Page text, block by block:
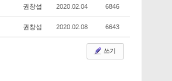
권창섭 2020.02.04 6846
권창섭 2020.02.08 6643
쓰기